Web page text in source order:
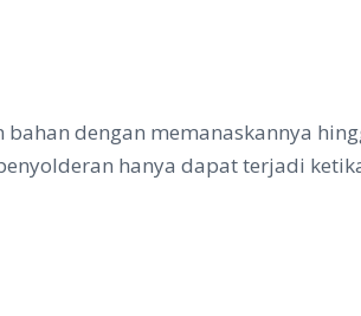
dengan memanaskannya
hanya dapat terjadi